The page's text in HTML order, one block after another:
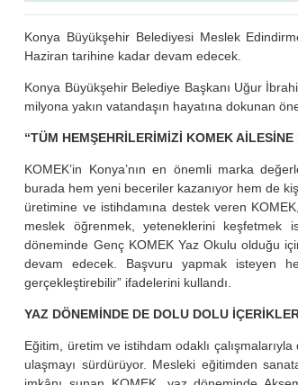
Konya Büyükşehir Belediyesi Meslek
Haziran tarihine kadar devam edecek.
Konya Büyükşehir Belediye Başkanı Uğur
milyona yakın vatandaşın hayatına dokunan
“TÜM HEMŞEHRİLERİMİZİ KOMEK
KOMEK’in Konya’nın en önemli marka
burada hem yeni beceriler kazanıyor hem de
üretimine ve istihdamına destek veren
meslek öğrenmek, yeteneklerini keşfetmek
döneminde Genç KOMEK Yaz Okulu olduğu
devam edecek. Başvuru yapmak isteyen
gerçekleştirebilir” ifadelerini kullandı.
YAZ DÖNEMİNDE DE DOLU DOLU
Eğitim, üretim ve istihdam odaklı
ulaşmayı sürdürüyor. Mesleki eğitimden